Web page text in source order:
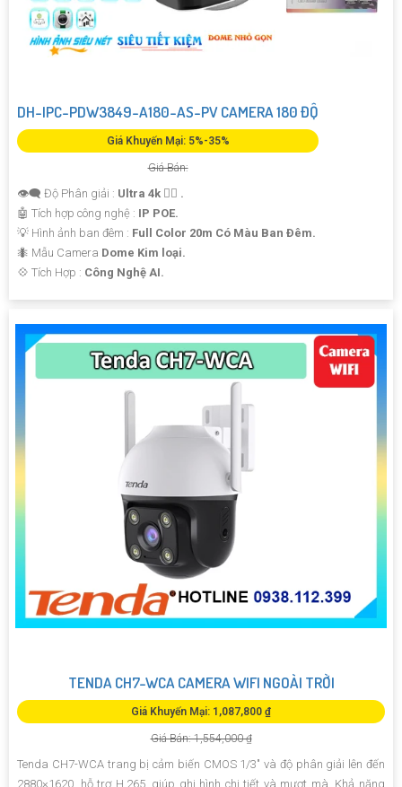
DH-IPC-PDW3849-A180-AS-PV CAMERA 180 ĐỘ
Giá Khuyến Mại: 5%-35%
Giá Bán:
👁️‍🗨 Độ Phân giải : Ultra 4k 👍🏾 .
🤖️ Tích hợp công nghệ : IP POE.
💡 Hình ảnh ban đêm : Full Color 20m Có Màu Ban Ðêm.
🐜 Mẫu Camera Dome Kim loại.
️💠 Tích Hợp : Công Nghệ AI.
TENDA CH7-WCA CAMERA WIFI NGOÀI TRỜI
Giá Khuyến Mại: 1,087,800 ₫
Giá Bán: 1,554,000 ₫
Tenda CH7-WCA trang bị cảm biến CMOS 1/3" và độ phân giải lên đến
2880×1620, hỗ trợ H.265, giúp ghi hình chi tiết và mượt mà. Khả năng